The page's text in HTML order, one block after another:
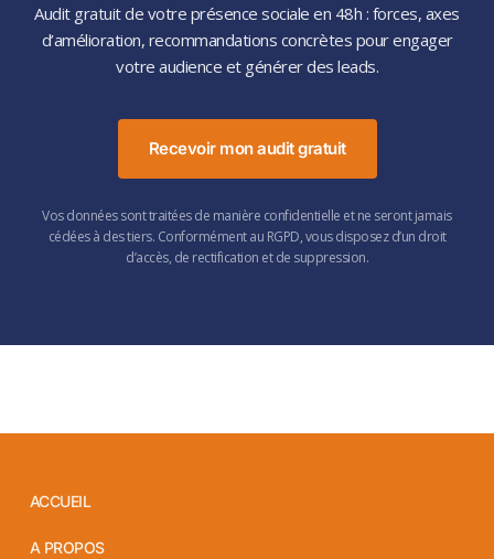
Audit gratuit de votre présence sociale en 48h : forces, axes
d’amélioration, recommandations concrètes pour engager
votre audience et générer des leads.
Recevoir mon audit gratuit
Vos données sont traitées de manière confidentielle et ne seront jamais
cédées à des tiers. Conformément au RGPD, vous disposez d’un droit
d’accès, de rectification et de suppression.
ACCUEIL
A PROPOS